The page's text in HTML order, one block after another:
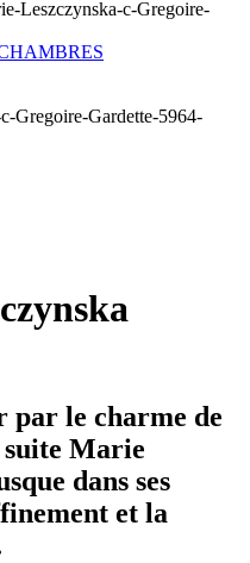
par le charme de
suite Marie
dans ses
et la